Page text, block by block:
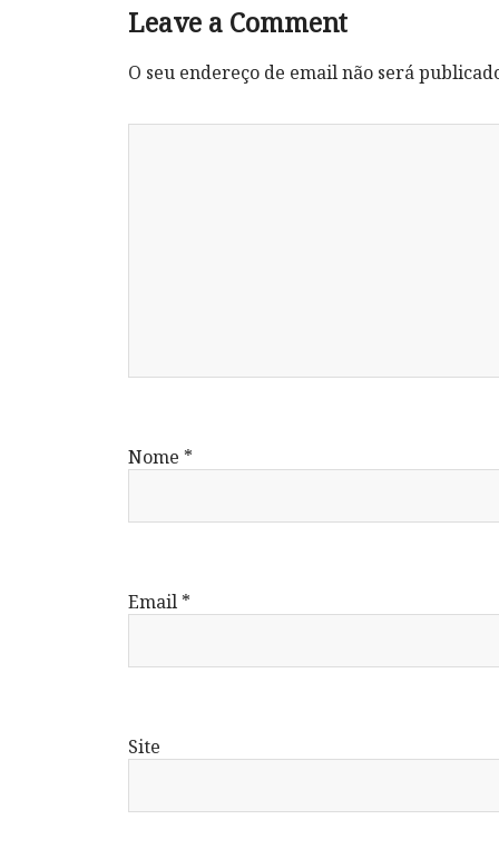
Leave a Comment
O seu endereço de email não será
Nome *
Email *
Site